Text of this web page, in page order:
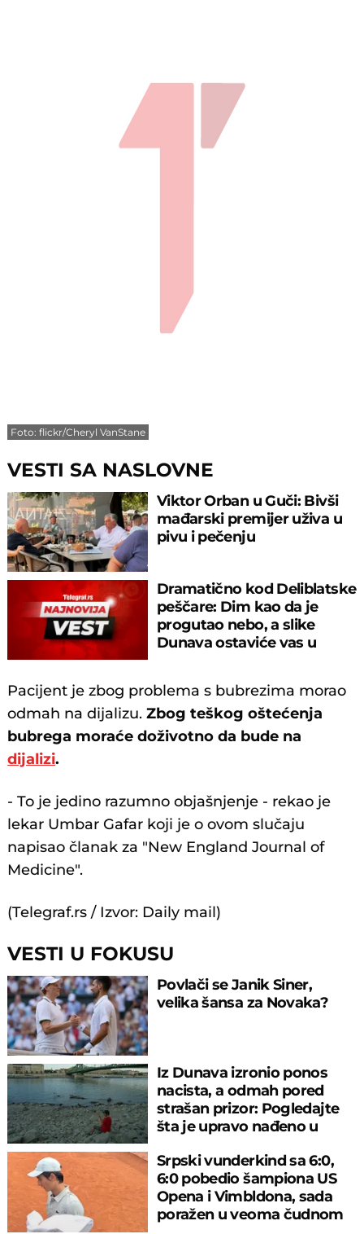
Foto: flickr/Cheryl VanStane
VESTI SA NASLOVNE
Viktor Orban u Guči: Bivši
mađarski premijer uživa u
pivu i pečenju
Dramatično kod Deliblatske
peščare: Dim kao da je
progutao nebo, a slike
Dunava ostaviće vas u
Pacijent je zbog problema s bubrezima morao
odmah na dijalizu. Zbog teškog oštećenja
bubrega moraće doživotno da bude na
dijalizi.
- To je jedino razumno objašnjenje - rekao je
lekar Umbar Gafar koji je o ovom slučaju
napisao članak za "New England Journal of
Medicine".
(Telegraf.rs / Izvor: Daily mail)
VESTI U FOKUSU
Povlači se Janik Siner,
velika šansa za Novaka?
Iz Dunava izronio ponos
nacista, a odmah pored
strašan prizor: Pogledajte
šta je upravo nađeno u
Srpski vunderkind sa 6:0,
6:0 pobedio šampiona US
Opena i Vimbldona, sada
poražen u veoma čudnom